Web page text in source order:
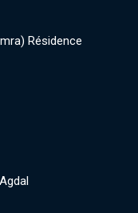
Résidence